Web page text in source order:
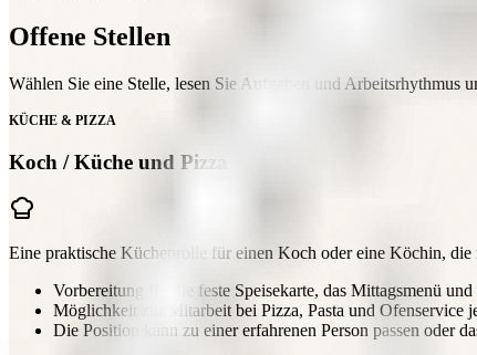
Offene Stellen
Wählen Sie eine Stelle, lesen Sie Aufgaben und Arbeitsrhythmus
KÜCHE & PIZZA
Koch / Küche und Pizza
Eine praktische Küchenrolle für einen Koch oder eine Köchin, die
Vorbereitung für die feste Speisekarte, das Mittagsmenü
Möglichkeit zur Mitarbeit bei Pizza, Pasta und Ofenservice
Die Position kann zu einer erfahrenen Person passen oder